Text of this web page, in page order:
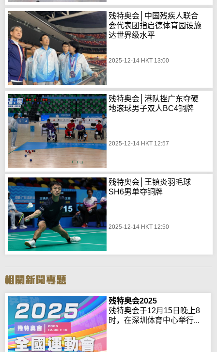
残特奥会│中国残疾人联合
会代表团指启德体育园设施
达世界级水平
2025-12-14 HKT 13:00
残特奥会│港队挫广东夺硬
地滚球男子双人BC4铜牌
2025-12-14 HKT 12:57
残特奥会│王镇炎羽毛球
SH6男单夺铜牌
2025-12-14 HKT 12:50
残特奥会2025
残特奥会于12月15日晚上8
时，在深圳体育中心举行...